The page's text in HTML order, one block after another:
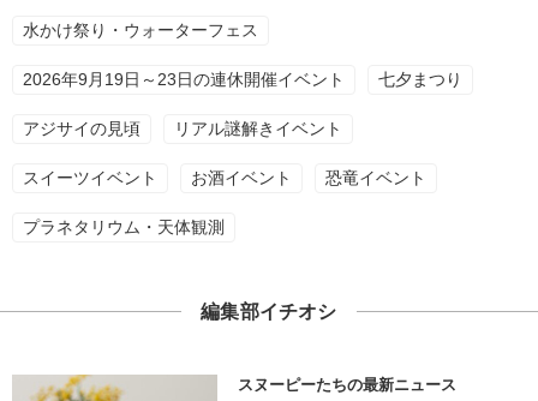
水かけ祭り・ウォーターフェス
2026年9月19日～23日の連休開催イベント 七夕まつり
アジサイの見頃 リアル謎解きイベント
スイーツイベント お酒イベント 恐竜イベント
プラネタリウム・天体観測
編集部イチオシ
スヌーピーたちの最新ニュース